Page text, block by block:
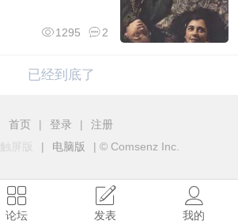
2
1295
已经到底了
首页 | 登录 |
注册
触屏版 | 电脑版 | © Comsenz Inc.
论坛 发表 我的